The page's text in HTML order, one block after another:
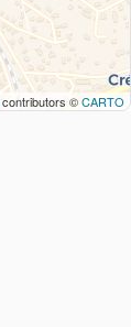
contributors ©CARTO